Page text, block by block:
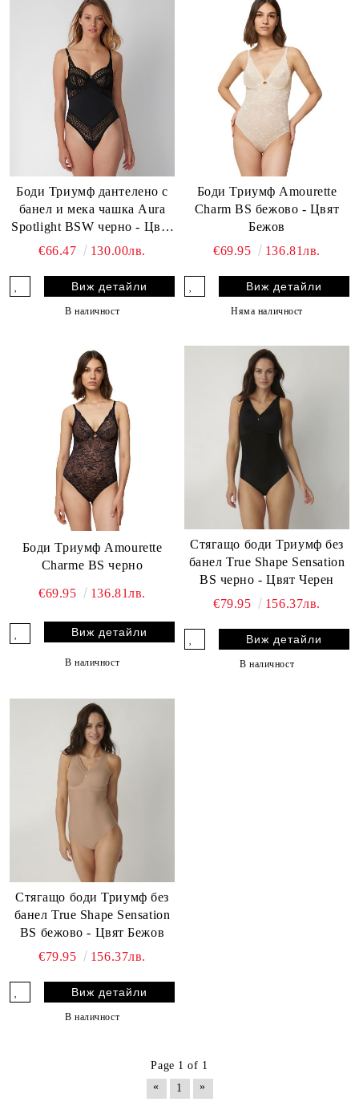
Боди Триумф дантелено с
банел и мека чашка Aura
Spotlight BSW черно - Цвят
Черен
€66.47 130.00лв.
Виж детайли
В наличност
Боди Триумф Amourette
Charm BS бежово - Цвят
Бежов
€69.95
136.81лв.
Виж детайли
Няма наличност
Боди Триумф Amourette
Charme BS черно
€69.95 136.81лв.
Виж детайли
В наличност
Стягащо боди Триумф без
банел True Shape Sensation
BS черно - Цвят Черен
€79.95
156.37лв.
Виж детайли
В наличност
Стягащо боди Триумф без
банел True Shape Sensation
BS бежово - Цвят Бежов
€79.95
156.37лв.
Виж детайли
В наличност
Page 1 of 1
«
1 »